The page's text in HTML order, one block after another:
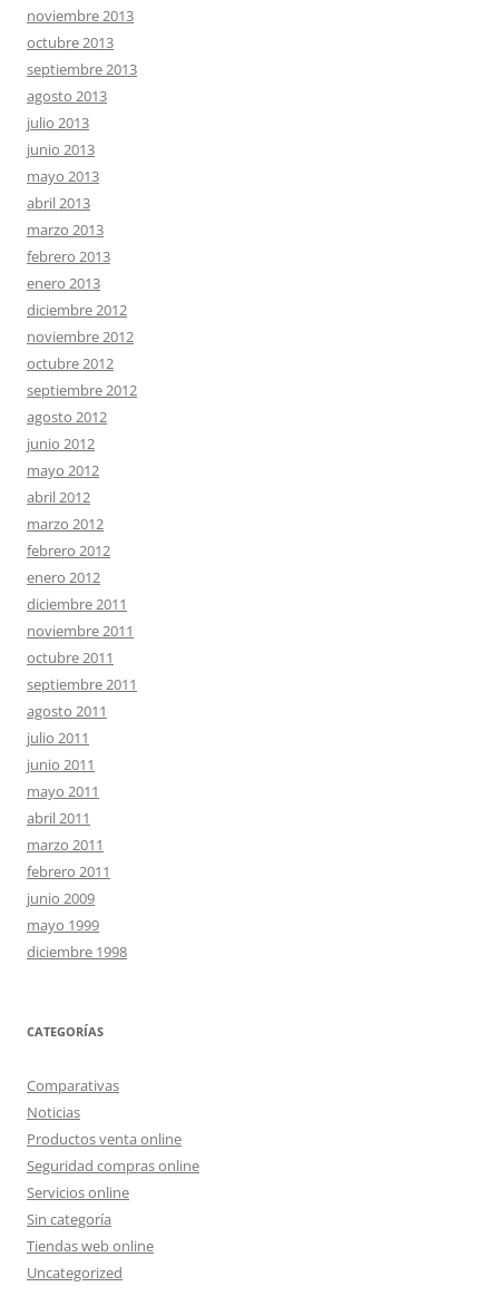
noviembre 2013
octubre 2013
septiembre 2013
agosto 2013
julio 2013
junio 2013
mayo 2013
abril 2013
marzo 2013
febrero 2013
enero 2013
diciembre 2012
noviembre 2012
octubre 2012
septiembre 2012
agosto 2012
junio 2012
mayo 2012
abril 2012
marzo 2012
febrero 2012
enero 2012
diciembre 2011
noviembre 2011
octubre 2011
septiembre 2011
agosto 2011
julio 2011
junio 2011
mayo 2011
abril 2011
marzo 2011
febrero 2011
junio 2009
mayo 1999
diciembre 1998
CATEGORÍAS
Comparativas
Noticias
Productos venta online
Seguridad compras online
Servicios online
Sin categoría
Tiendas web online
Uncategorized